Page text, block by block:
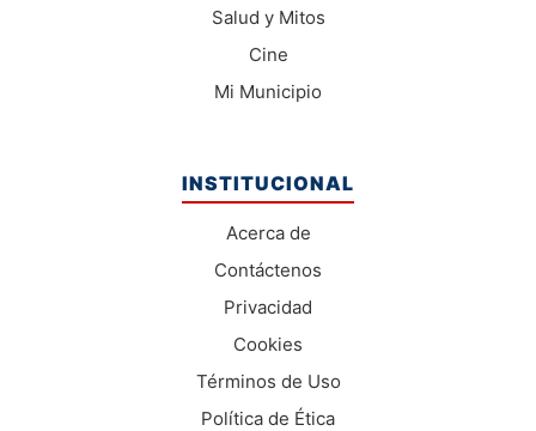
Salud y Mitos
Cine
Mi Municipio
INSTITUCIONAL
Acerca de
Contáctenos
Privacidad
Cookies
Términos de Uso
Política de Ética